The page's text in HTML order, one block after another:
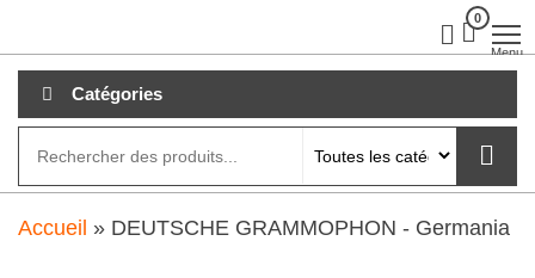
au
contenu
0
Menu
Catégories
Accueil » DEUTSCHE GRAMMOPHON - Germania